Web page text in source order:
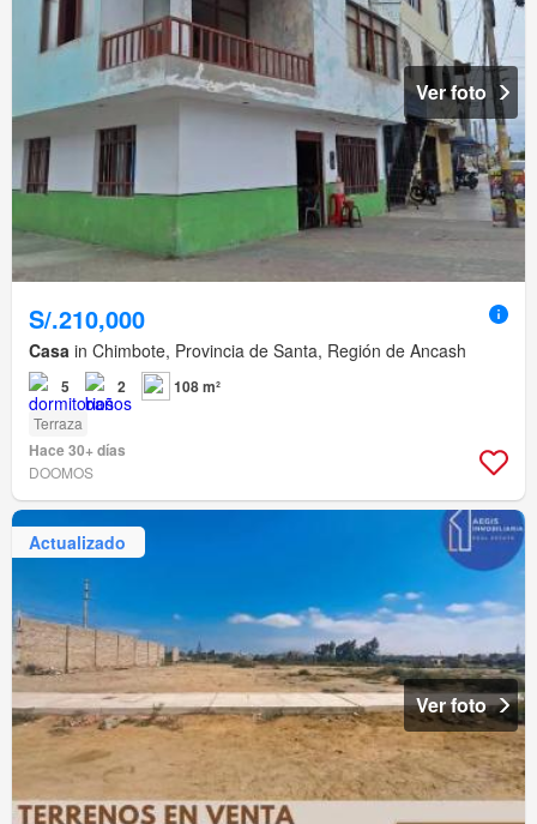
Ver foto
S/.210,000
Casa in Chimbote, Provincia de Santa, Región de Ancash
5 2 108 m²
Terraza
Hace 30+ días
DOOMOS
Actualizado
Ver foto